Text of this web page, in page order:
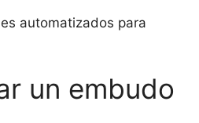
automatizados para
un embudo